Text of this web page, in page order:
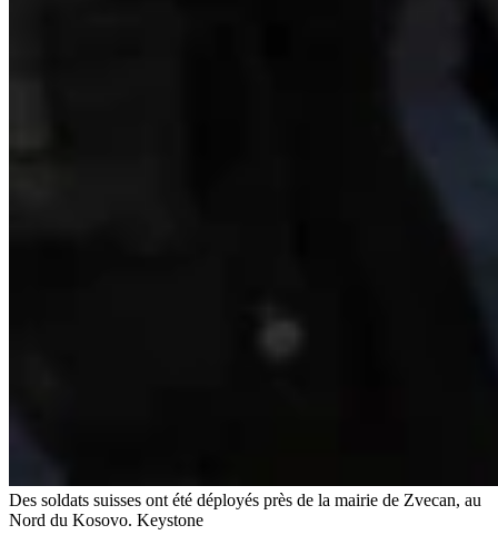
Des soldats suisses ont été déployés près de la mairie de Zvecan, au
Nord du Kosovo. Keystone